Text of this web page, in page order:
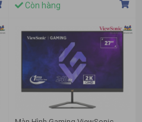
Còn hàng